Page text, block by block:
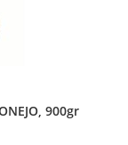
900gr